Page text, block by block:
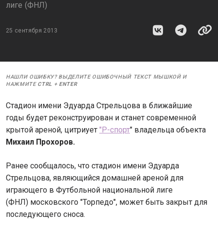
лиге (ФНЛ)
25 сентября 2013
НАШЛИ ОШИБКУ? ВЫДЕЛИТЕ ОШИБОЧНЫЙ ТЕКСТ МЫШКОЙ И
НАЖМИТЕ CTRL + ENTER
Стадион имени Эдуарда Стрельцова в ближайшие
годы будет реконструирован и станет современной
крытой ареной, цитриует "Р-спорт" владельца объекта
Михаил Прохоров.
Ранее сообщалось, что стадион имени Эдуарда
Стрельцова, являющийся домашней ареной для
играющего в Футбольной национальной лиге
(ФНЛ) московского "Торпедо", может быть закрыт для
последующего сноса.